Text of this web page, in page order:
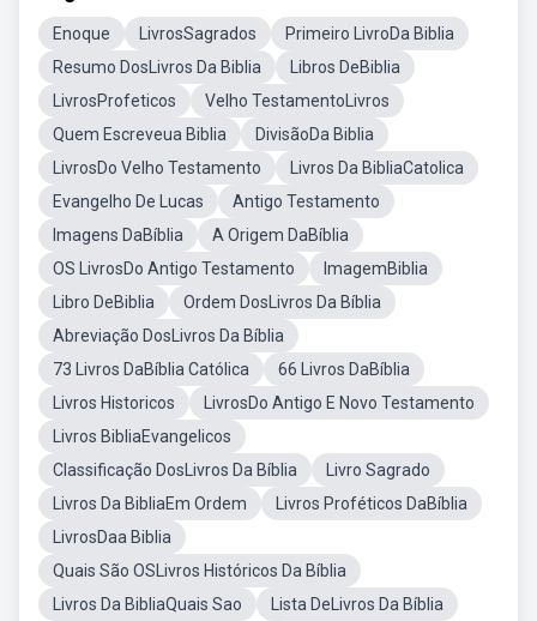
Enoque LivrosSagrados
Primeiro LivroDa Biblia
Resumo DosLivros Da Biblia
Libros DeBiblia
LivrosProfeticos
Velho TestamentoLivros
Quem Escreveua Biblia
DivisãoDa Biblia
LivrosDo Velho Testamento
Livros Da BibliaCatolica
Evangelho De Lucas
Antigo Testamento
Imagens DaBíblia
A Origem DaBíblia
OS LivrosDo Antigo Testamento
ImagemBiblia
Libro DeBiblia
Ordem DosLivros Da Bíblia
Abreviação DosLivros Da Bíblia
73 Livros DaBíblia Católica
66 Livros DaBíblia
Livros Historicos
LivrosDo Antigo E Novo Testamento
Livros BibliaEvangelicos
Classificação DosLivros Da Bíblia
Livro Sagrado
Livros Da BibliaEm Ordem
Livros Proféticos DaBíblia
LivrosDaa Biblia
Quais São OSLivros Históricos Da Bíblia
Livros Da BibliaQuais Sao
Lista DeLivros Da Bíblia